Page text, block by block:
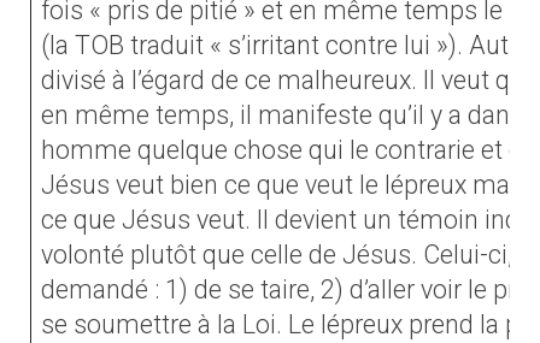
fois « pris de pitié » et en même temps le «
(la TOB traduit « s’irritant contre lui »).
divisé à l’égard de ce malheureux. Il veut
en même temps, il manifeste qu’il y a dans
homme quelque chose qui le contrarie et
Jésus veut bien ce que veut le lépreux mais
ce que Jésus veut. Il devient un témoin
volonté plutôt que celle de Jésus. Celui-ci,
demandé : 1) de se taire, 2) d’aller voir le
se soumettre à la Loi. Le lépreux prend la